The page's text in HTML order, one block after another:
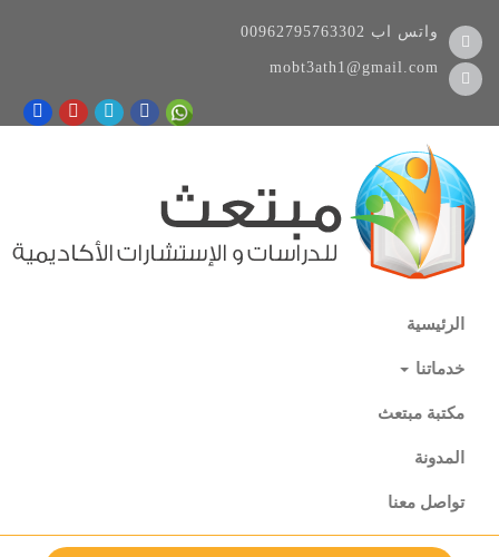
00962795763302 واتس اب
mobt3ath1@gmail.com
الرئيسية
خدماتنا
مكتبة مبتعث
المدونة
تواصل معنا